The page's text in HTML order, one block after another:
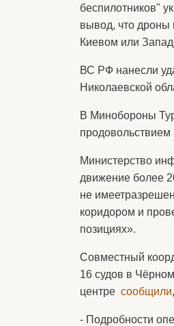
беспилотников"
вывод, что дроны
Киевом или
ВС РФ нанесли
Николаевской
В Минобороны
продовольствием
Министерство
движение более
не
коридором и
позициях».
Совместный
16 судов в
центре сообщили
- Подробности